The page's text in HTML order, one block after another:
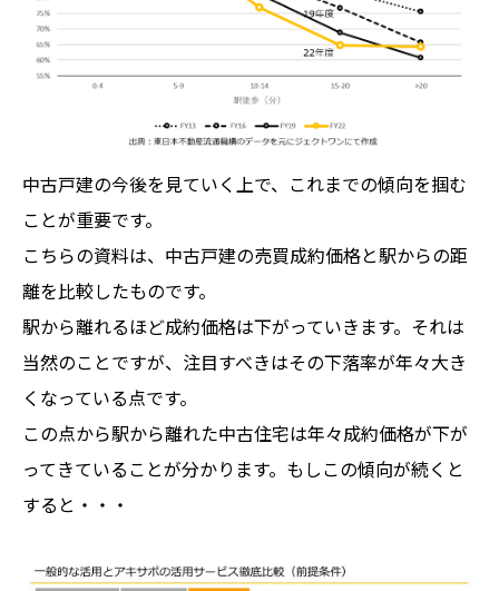
中古戸建の今後を見ていく上で、これまでの傾向を掴む
ことが重要です。
こちらの資料は、中古戸建の売買成約価格と駅からの距
離を比較したものです。
駅から離れるほど成約価格は下がっていきます。それは
当然のことですが、注目すべきはその下落率が年々大き
くなっている点です。
この点から駅から離れた中古住宅は年々成約価格が下が
ってきていることが分かります。もしこの傾向が続くと
すると・・・